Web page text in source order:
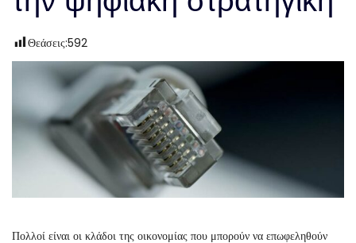
Θεάσεις:592
Πολλοί είναι οι κλάδοι της οικονομίας που μπορούν να επωφεληθούν